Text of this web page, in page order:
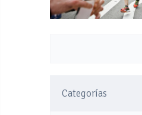
Categorías